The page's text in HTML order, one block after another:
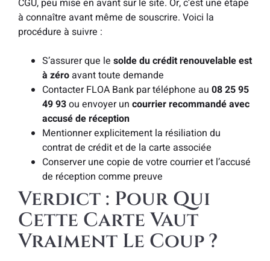
CGU, peu mise en avant sur le site. Or, c’est une étape
à connaître avant même de souscrire. Voici la
procédure à suivre :
S’assurer que le solde du crédit renouvelable est
à zéroavant toute demande
Contacter FLOA Bank par téléphone au 08 25 95
49 93ou envoyer un courrier recommandé avec
accusé de réception
Mentionner explicitement la résiliation du
contrat de crédit et de la carte associée
Conserver une copie de votre courrier et l’accusé
de réception comme preuve
Verdict : Pour Qui
Cette Carte Vaut
Vraiment Le Coup ?